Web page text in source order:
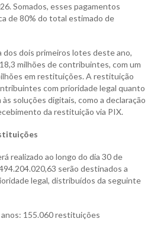
Somados, esses pagamentos
de 80% do total estimado de
dos dois primeiros lotes deste ano,
milhões de contribuintes, com um
em restituições. A restituição
com prioridade legal quanto
soluções digitais, como a declaração
da restituição via PIX.
realizado ao longo do dia 30 de
serão destinados a
legal, distribuídos da seguinte
anos: 155.060 restituições